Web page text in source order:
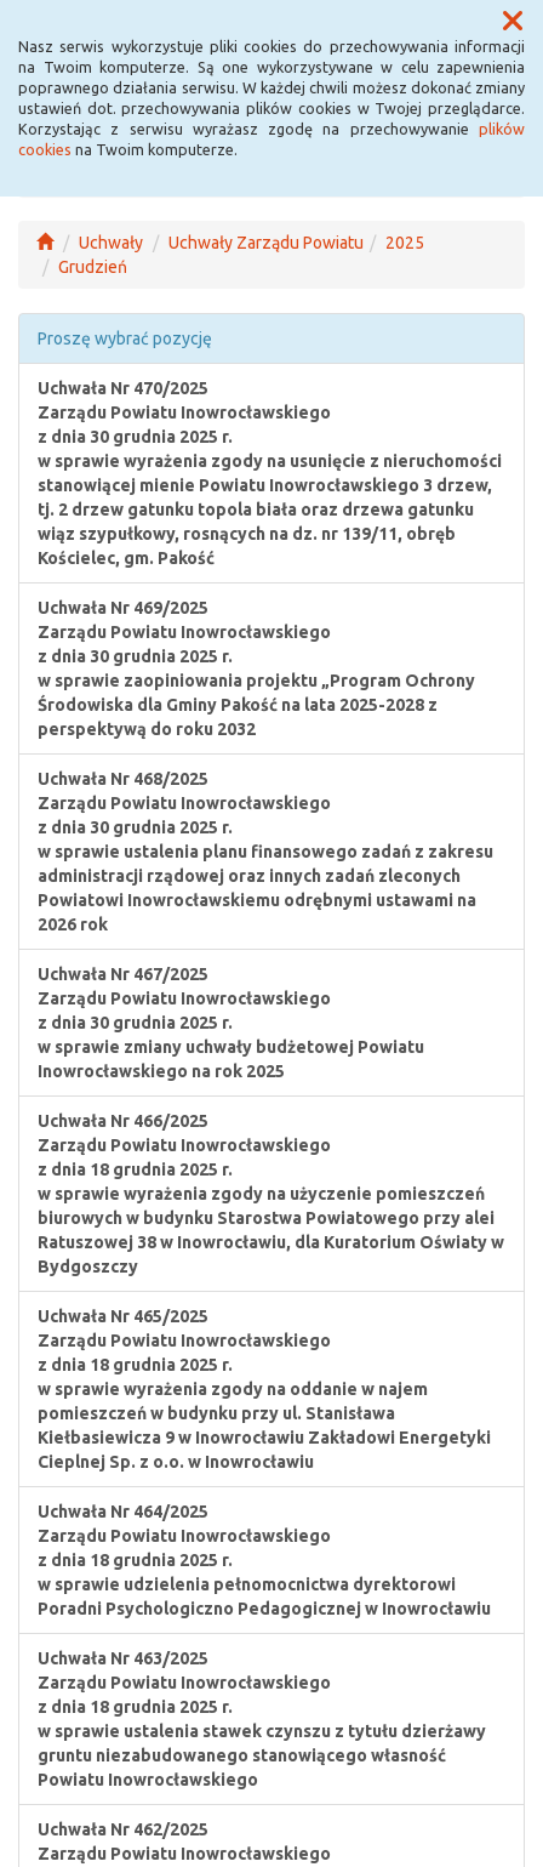
Nasz serwis wykorzystuje pliki cookies do przechowywania informacji
na Twoim komputerze. Są one wykorzystywane w celu zapewnienia
poprawnego działania serwisu. W każdej chwili możesz dokonać zmiany
ustawień dot. przechowywania plików cookies w Twojej przeglądarce.
Korzystając z serwisu wyrażasz zgodę na przechowywanie plików
cookies na Twoim komputerze.
Menu
Uchwały Uchwały Zarządu Powiatu
2025
Grudzień
Proszę wybrać pozycję
Uchwała Nr 470/2025
Zarządu Powiatu Inowrocławskiego
z dnia 30 grudnia 2025 r.
w sprawie wyrażenia zgody na usunięcie z nieruchomości
stanowiącej mienie Powiatu Inowrocławskiego 3 drzew,
tj. 2 drzew gatunku topola biała oraz drzewa gatunku
wiąz szypułkowy, rosnących na dz. nr 139/11, obręb
Kościelec, gm. Pakość
Uchwała Nr 469/2025
Zarządu Powiatu Inowrocławskiego
z dnia 30 grudnia 2025 r.
w sprawie zaopiniowania projektu „Program Ochrony
Środowiska dla Gminy Pakość na lata 2025-2028 z
perspektywą do roku 2032
Uchwała Nr 468/2025
Zarządu Powiatu Inowrocławskiego
z dnia 30 grudnia 2025 r.
w sprawie ustalenia planu finansowego zadań z zakresu
administracji rządowej oraz innych zadań zleconych
Powiatowi Inowrocławskiemu odrębnymi ustawami na
2026 rok
Uchwała Nr 467/2025
Zarządu Powiatu Inowrocławskiego
z dnia 30 grudnia 2025 r.
w sprawie zmiany uchwały budżetowej Powiatu
Inowrocławskiego na rok 2025
Uchwała Nr 466/2025
Zarządu Powiatu Inowrocławskiego
z dnia 18 grudnia 2025 r.
w sprawie wyrażenia zgody na użyczenie pomieszczeń
biurowych w budynku Starostwa Powiatowego przy alei
Ratuszowej 38 w Inowrocławiu, dla Kuratorium Oświaty w
Bydgoszczy
Uchwała Nr 465/2025
Zarządu Powiatu Inowrocławskiego
z dnia 18 grudnia 2025 r.
w sprawie wyrażenia zgody na oddanie w najem
pomieszczeń w budynku przy ul. Stanisława
Kiełbasiewicza 9 w Inowrocławiu Zakładowi Energetyki
Cieplnej Sp. z o.o. w Inowrocławiu
Uchwała Nr 464/2025
Zarządu Powiatu Inowrocławskiego
z dnia 18 grudnia 2025 r.
w sprawie udzielenia pełnomocnictwa dyrektorowi
Poradni Psychologiczno Pedagogicznej w Inowrocławiu
Uchwała Nr 463/2025
Zarządu Powiatu Inowrocławskiego
z dnia 18 grudnia 2025 r.
w sprawie ustalenia stawek czynszu z tytułu dzierżawy
gruntu niezabudowanego stanowiącego własność
Powiatu Inowrocławskiego
Uchwała Nr 462/2025
Zarządu Powiatu Inowrocławskiego